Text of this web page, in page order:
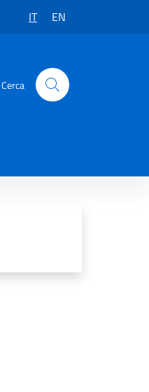
IT EN
Cerca